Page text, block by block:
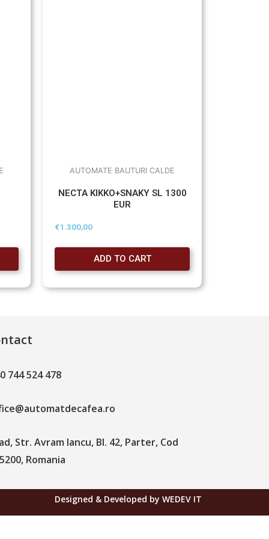
AUTOMATE BAUTURI CALDE
NECTA KIKKO+SNAKY SL 1300
EUR
€1.300,00
ADD TO CART
744 524 478
Str. Avram Iancu, Bl. 42, Parter, Cod
Romania
Designed & Developed by WEDEV IT